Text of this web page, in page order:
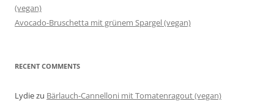
(vegan)
Avocado-Bruschetta mit grünem Spargel (vegan)
RECENT COMMENTS
Lydiezu Bärlauch-Cannelloni mit Tomatenragout (vegan)